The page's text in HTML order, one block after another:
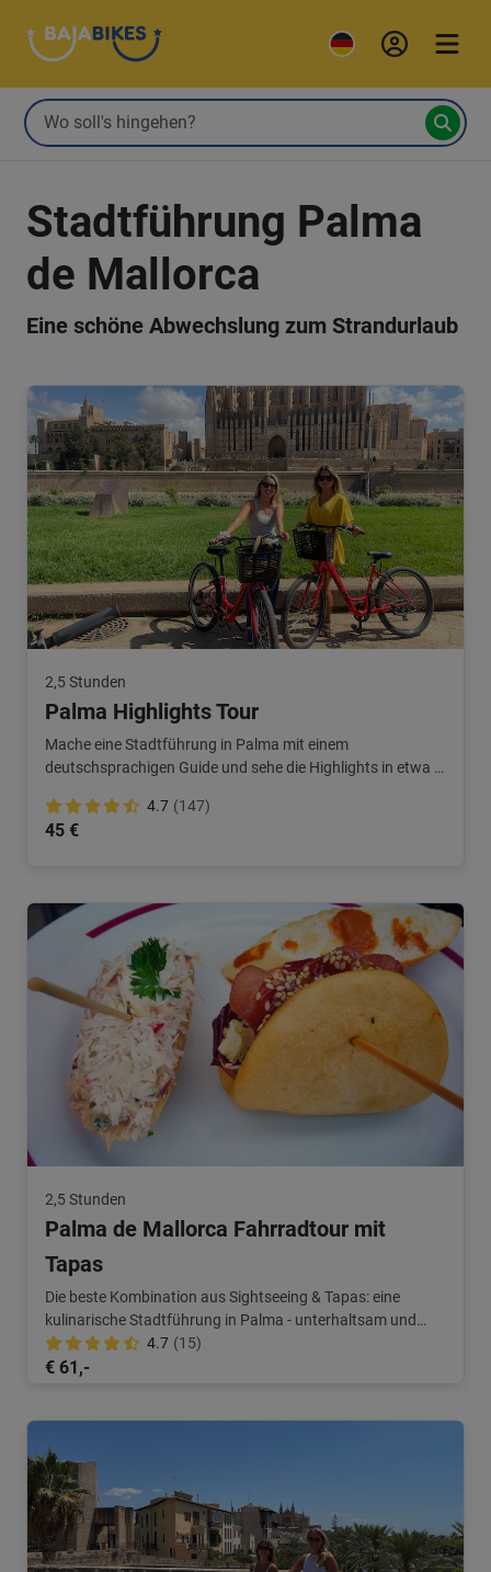
Stadtführung Palma
de Mallorca
Eine schöne Abwechslung zum Strandurlaub
2,5 Stunden
Palma Highlights Tour
Mache eine Stadtführung in Palma mit einem
deutschsprachigen Guide und sehe die Highlights in etwa 3
4.7 (147)
45 €
2,5 Stunden
Palma de Mallorca Fahrradtour mit
Tapas
Die beste Kombination aus Sightseeing & Tapas: eine
kulinarische Stadtführung in Palma - unterhaltsam und
entspannt!
4.7 (15)
€ 61,-